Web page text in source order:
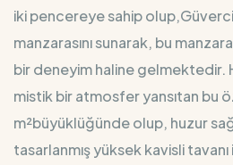
iki pencereye sahip
manzarasını sunarak, bu
bir deneyim haline gelmektedir.
mistik bir atmosfer yansıtan bu
m²büyüklüğünde olup, huzur
tasarlanmış yüksek kavisli